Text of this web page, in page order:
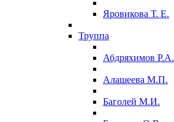
Яровикова Т. Е.
Труппа
Абдряхимов Р.А.
Алашеева М.П.
Баголей М.И.